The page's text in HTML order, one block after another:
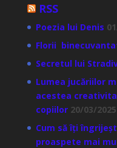
RSS
Poezia lui Denis
Florii
Secretul lui
Lumea jucăriilor
acestea
copiilor 20/03/2025
Cum să îți
proaspete mai